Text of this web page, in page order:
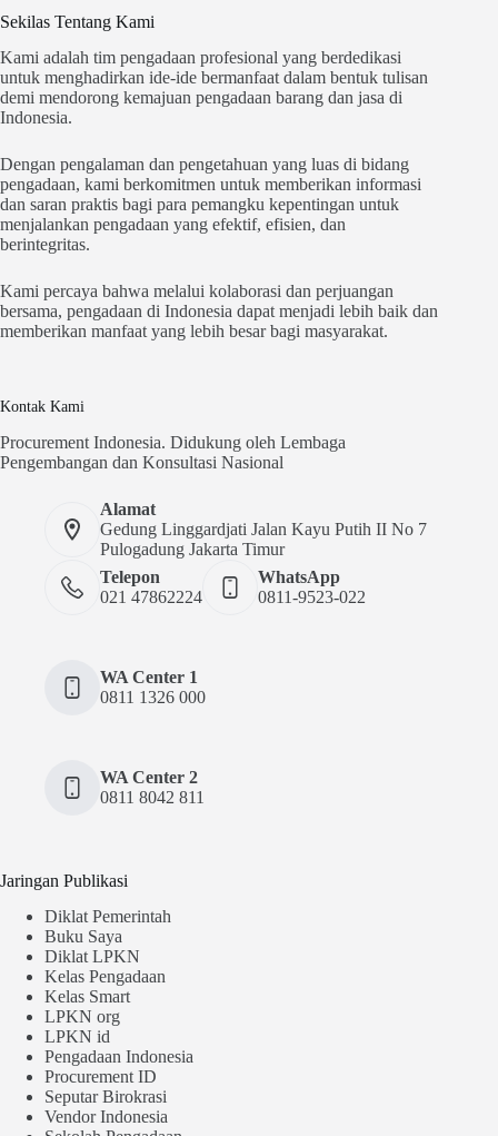
Sekilas Tentang Kami
Kami adalah tim pengadaan profesional yang berdedikasi
untuk menghadirkan ide-ide bermanfaat dalam bentuk tulisan
demi mendorong kemajuan pengadaan barang dan jasa di
Indonesia.
Dengan pengalaman dan pengetahuan yang luas di bidang
pengadaan, kami berkomitmen untuk memberikan informasi
dan saran praktis bagi para pemangku kepentingan untuk
menjalankan pengadaan yang efektif, efisien, dan
berintegritas.
Kami percaya bahwa melalui kolaborasi dan perjuangan
bersama, pengadaan di Indonesia dapat menjadi lebih baik dan
memberikan manfaat yang lebih besar bagi masyarakat.
Kontak Kami
Procurement Indonesia. Didukung oleh Lembaga
Pengembangan dan Konsultasi Nasional
Alamat
Gedung Linggardjati Jalan Kayu Putih II No 7
Pulogadung Jakarta Timur
Telepon
021 47862224
WhatsApp
0811-9523-022
WA Center 1
0811 1326 000
WA Center 2
0811 8042 811
Jaringan Publikasi
Diklat Pemerintah
Buku Saya
Diklat LPKN
Kelas Pengadaan
Kelas Smart
LPKN org
LPKN id
Pengadaan Indonesia
Procurement ID
Seputar Birokrasi
Vendor Indonesia